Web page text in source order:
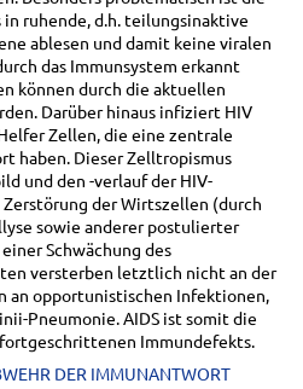
ruhende, d.h. teilungsinaktive
ablesen und damit keine viralen
das Immunsystem erkannt
können durch die aktuellen
Darüber hinaus infiziert HIV
Zellen, die eine zentrale
haben. Dieser Zelltropismus
und den -verlauf der HIV-
der Wirtszellen (durch
sowie anderer postulierter
Schwächung des
versterben letztlich nicht an der
an opportunistischen Infektionen,
Pneumonie. AIDS ist somit die
Immundefekts.
DER IMMUNANTWORT